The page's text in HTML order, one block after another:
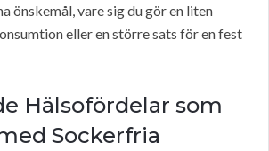
önskemål, vare sig du gör en liten
eller en större sats för en fest
Hälsofördelar som
Sockerfria